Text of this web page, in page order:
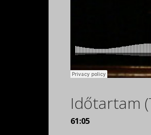
Időtartam
61:05